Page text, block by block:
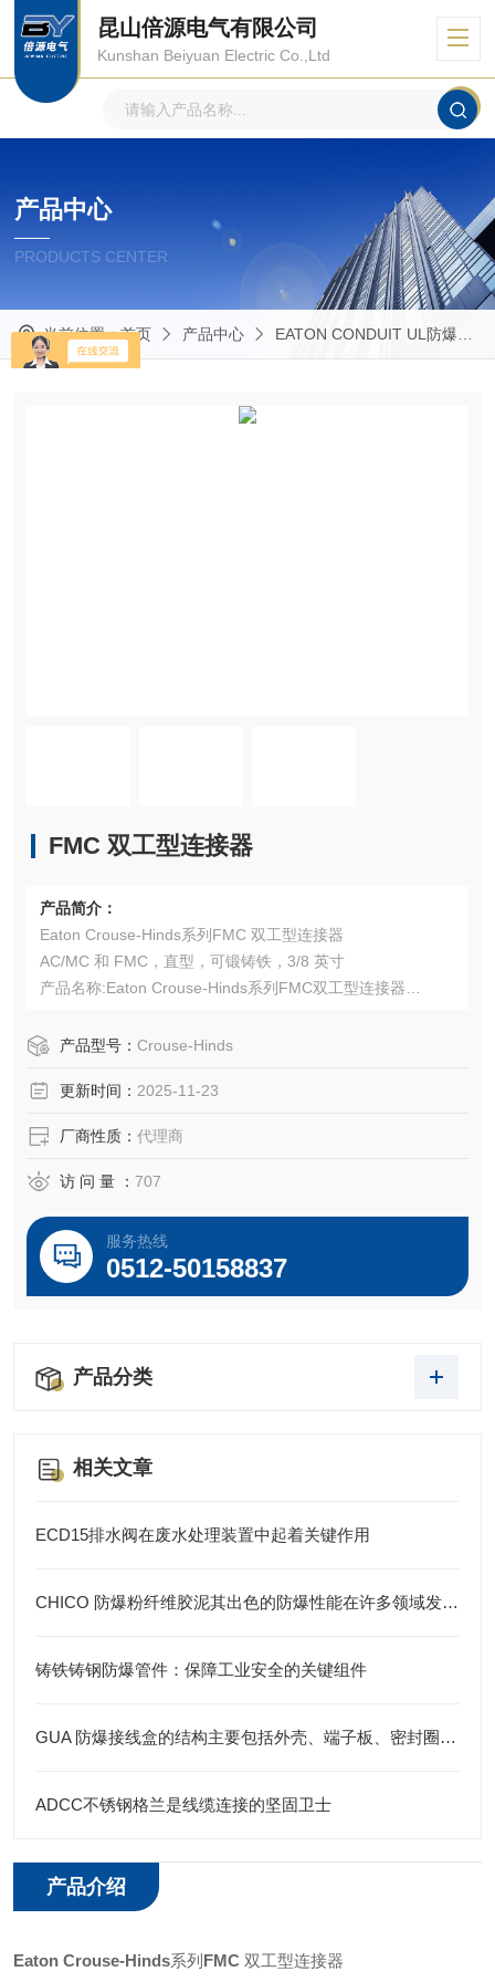
昆山倍源电气有限公司
Kunshan Beiyuan Electric Co.,Ltd
产品中心
PRODUCTS CENTER
当前位置：首页 产品中心 EATON CONDUIT UL防爆管件
FMC 双工型连接器
产品简介：
Eaton Crouse-Hinds系列FMC 双工型连接器
AC/MC 和 FMC，直型，可锻铸铁，3/8 英寸
产品名称:Eaton Crouse-Hinds系列FMC双工型连接器
统一证书 (UPC):784564106995
产品型号： Crouse-Hinds
更新时间： 2025-11-23
厂商性质： 代理商
访 问 量 ： 707
服务热线
0512-50158837
产品分类
相关文章
ECD15排水阀在废水处理装置中起着关键作用
CHICO 防爆粉纤维胶泥其出色的防爆性能在许多领域发挥着重要的作用
铸铁铸钢防爆管件：保障工业安全的关键组件
GUA 防爆接线盒的结构主要包括外壳、端子板、密封圈、接线孔等部分
ADCC不锈钢格兰是线缆连接的坚固卫士
产品介绍
Eaton Crouse-Hinds系列 FMC 双工型连接器